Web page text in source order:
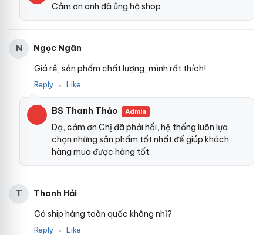
Cảm ơn anh đã ủng hộ shop
N
Ngọc Ngân
Giá rẻ, sản phẩm chất lượng, mình rất thích!
Reply ● Like
BS Thanh Thảo Admin
Dạ, cảm ơn Chị đã phải hồi, hệ thống luôn lựa
chọn những sản phẩm tốt nhất để giúp khách
hàng mua được hàng tốt.
T
Thanh Hải
Có ship hàng toàn quốc không nhỉ?
Reply ● Like